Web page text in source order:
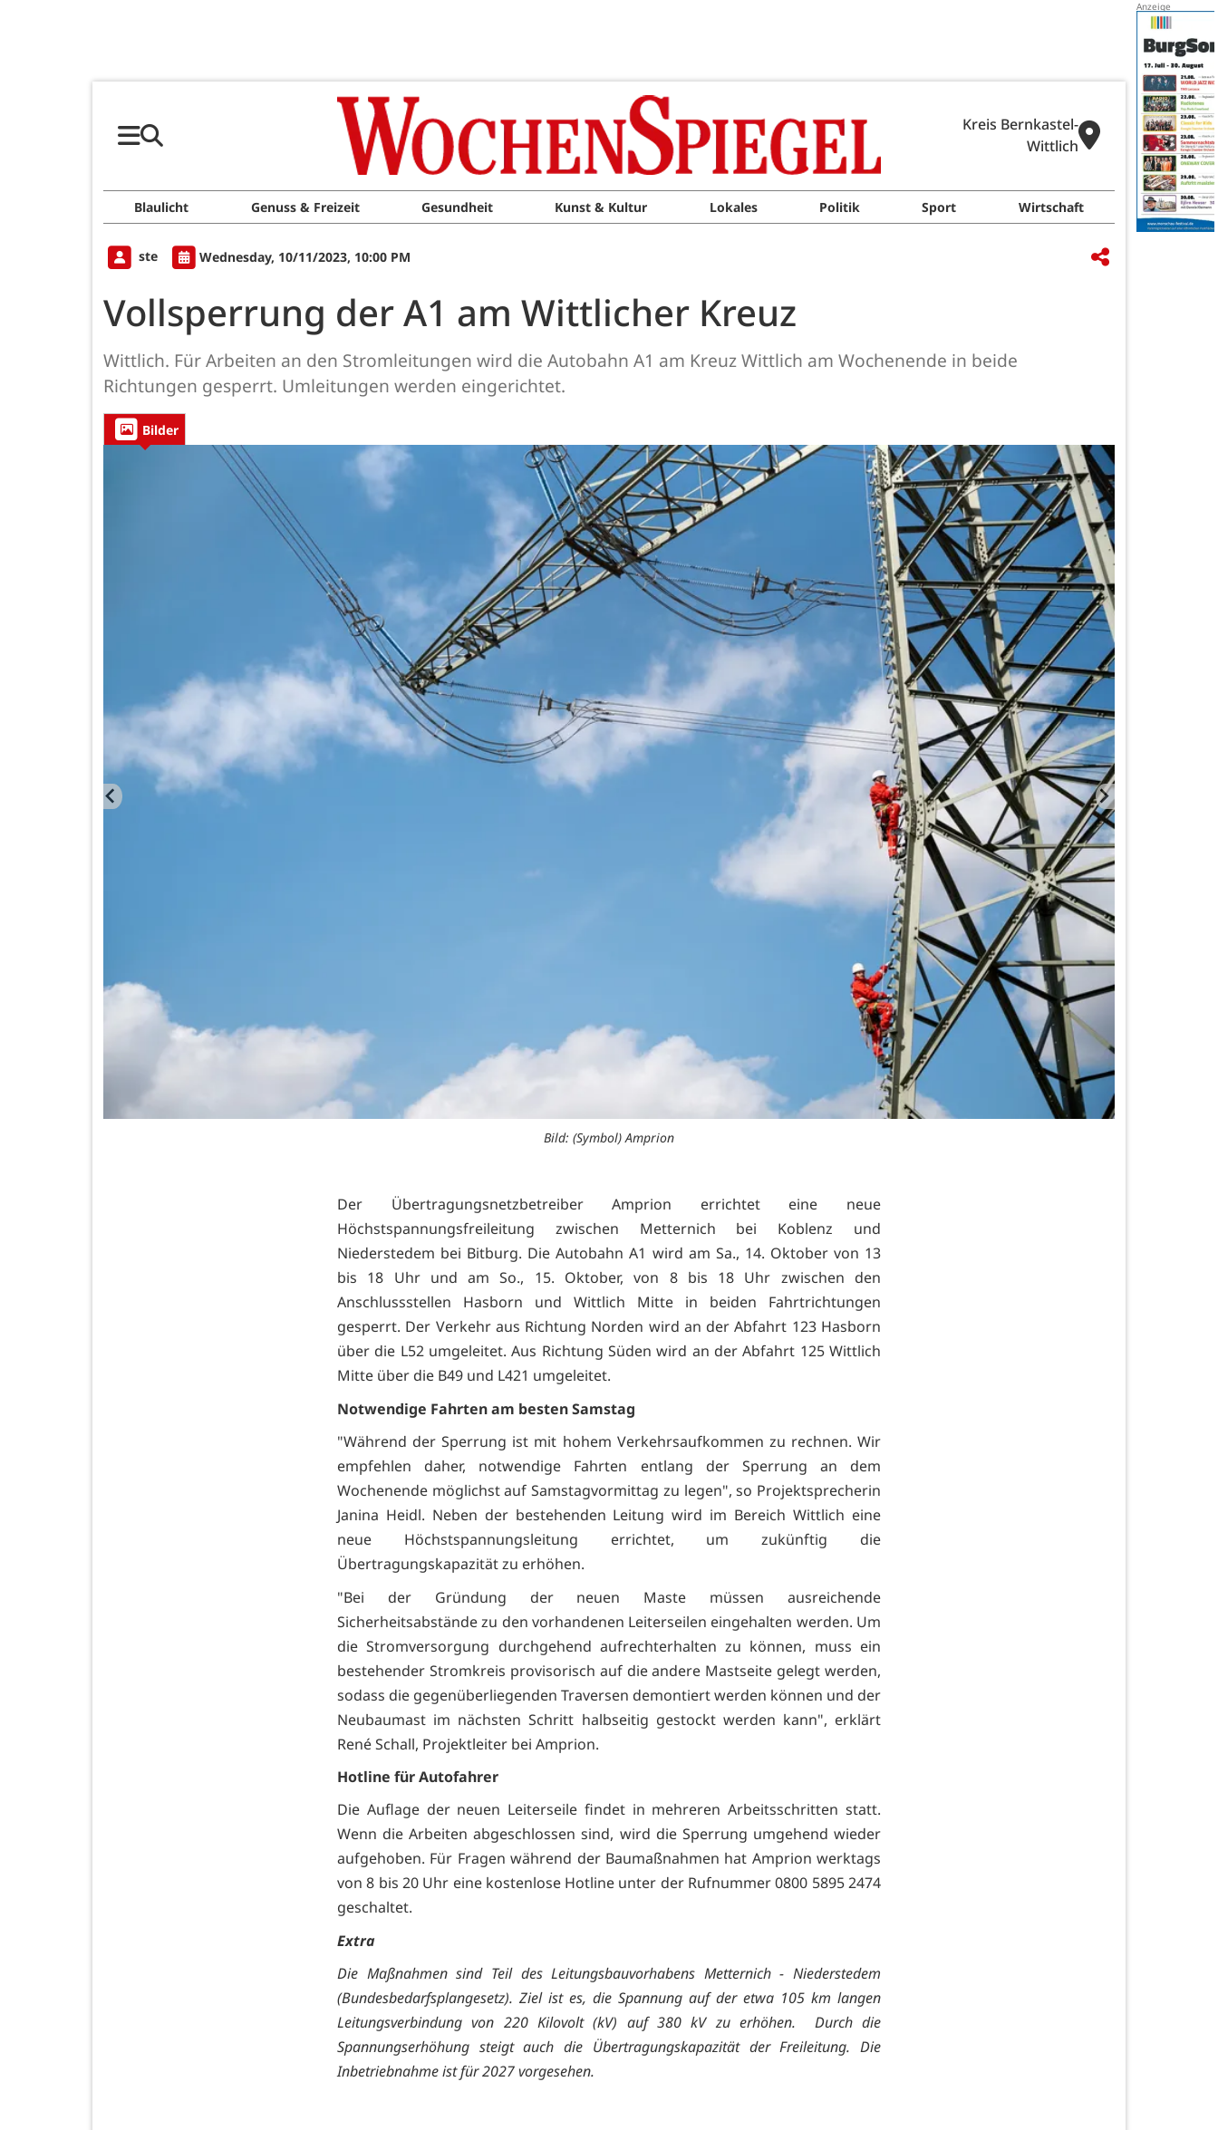
Kreis Bernkastel-
Wittlich
Blaulicht Genuss & Freizeit Gesundheit Kunst & Kultur Lokales Politik Sport Wirtschaft
ste Wednesday, 10/11/2023, 10:00 PM
Vollsperrung der A1 am Wittlicher Kreuz
Wittlich. Für Arbeiten an den Stromleitungen wird die Autobahn A1 am Kreuz Wittlich am Wochenende in beide
Richtungen gesperrt. Umleitungen werden eingerichtet.
Bilder
Bild: (Symbol) Amprion
Der Übertragungsnetzbetreiber Amprion errichtet eine neue
Höchstspannungsfreileitung zwischen Metternich bei Koblenz und
Niederstedem bei Bitburg. Die Autobahn A1 wird am Sa., 14. Oktober von 13
bis 18 Uhr und am So., 15. Oktober, von 8 bis 18 Uhr zwischen den
Anschlussstellen Hasborn und Wittlich Mitte in beiden Fahrtrichtungen
gesperrt. Der Verkehr aus Richtung Norden wird an der Abfahrt 123 Hasborn
über die L52 umgeleitet. Aus Richtung Süden wird an der Abfahrt 125 Wittlich
Mitte über die B49 und L421 umgeleitet.
Notwendige Fahrten am besten Samstag
"Während der Sperrung ist mit hohem Verkehrsaufkommen zu rechnen. Wir
empfehlen daher, notwendige Fahrten entlang der Sperrung an dem
Wochenende möglichst auf Samstagvormittag zu legen", so Projektsprecherin
Janina Heidl. Neben der bestehenden Leitung wird im Bereich Wittlich eine
neue Höchstspannungsleitung errichtet, um zukünftig die
Übertragungskapazität zu erhöhen.
"Bei der Gründung der neuen Maste müssen ausreichende
Sicherheitsabstände zu den vorhandenen Leiterseilen eingehalten werden. Um
die Stromversorgung durchgehend aufrechterhalten zu können, muss ein
bestehender Stromkreis provisorisch auf die andere Mastseite gelegt werden,
sodass die gegenüberliegenden Traversen demontiert werden können und der
Neubaumast im nächsten Schritt halbseitig gestockt werden kann", erklärt
René Schall, Projektleiter bei Amprion.
Hotline für Autofahrer
Die Auflage der neuen Leiterseile findet in mehreren Arbeitsschritten statt.
Wenn die Arbeiten abgeschlossen sind, wird die Sperrung umgehend wieder
aufgehoben. Für Fragen während der Baumaßnahmen hat Amprion werktags
von 8 bis 20 Uhr eine kostenlose Hotline unter der Rufnummer 0800 5895 2474
geschaltet.
Extra
Die Maßnahmen sind Teil des Leitungsbauvorhabens Metternich - Niederstedem
(Bundesbedarfsplangesetz). Ziel ist es, die Spannung auf der etwa 105 km langen
Leitungsverbindung von 220 Kilovolt (kV) auf 380 kV zu erhöhen. Durch die
Spannungserhöhung steigt auch die Übertragungskapazität der Freileitung. Die
Inbetriebnahme ist für 2027 vorgesehen.